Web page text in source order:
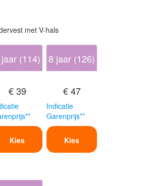
met V-hals
(114)
€ 39
Kies
8 jaar (126)
€ 47
Indicatie
Garenprijs**
Kies